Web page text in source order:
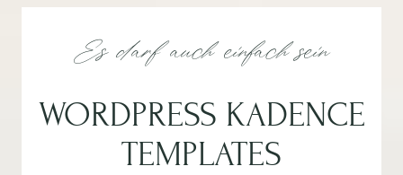
Es darf auch einfach sein
WORDPRESS KADENCE
TEMPLATES